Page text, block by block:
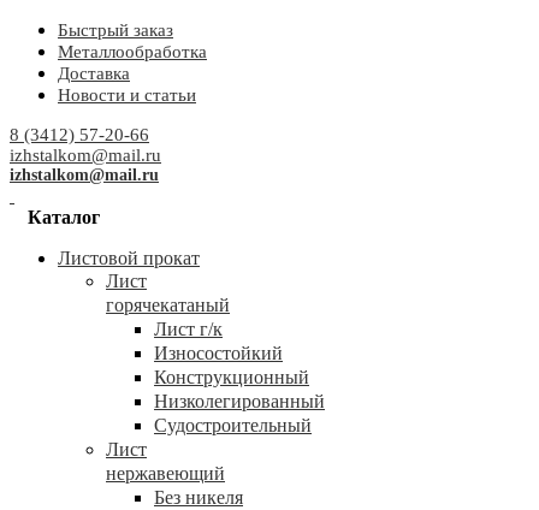
Быстрый заказ
Металлообработка
Доставка
Новости и статьи
8 (3412) 57-20-66
izhstalkom@mail.ru
izhstalkom@mail.ru
Каталог
Листовой прокат
Лист
горячекатаный
Лист г/к
Износостойкий
Конструкционный
Низколегированный
Судостроительный
Лист
нержавеющий
Без никеля